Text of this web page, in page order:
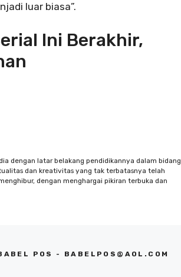
luar biasa”.
Ini Berakhir,
dengan latar belakang pendidikannya dalam bidang
dan kreativitas yang tak terbatasnya telah
dengan menghargai pikiran terbuka dan
POS - BABELPOS@AOL.COM